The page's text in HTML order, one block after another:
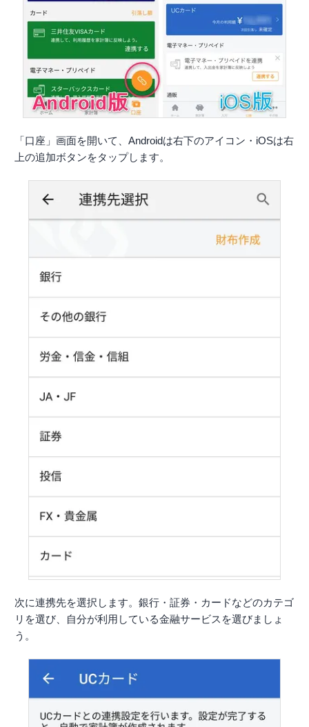
「口座」画面を開いて、Androidは右下のアイコン・iOSは右
上の追加ボタンをタップします。
次に連携先を選択します。銀行・証券・カードなどのカテゴ
リを選び、自分が利用している金融サービスを選びましょ
う。